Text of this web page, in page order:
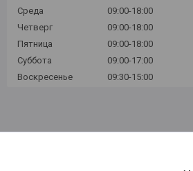
Среда
09:00-18:00
Четверг
09:00-18:00
Пятница
09:00-18:00
Суббота
09:00-17:00
Воскресенье
09:30-15:00